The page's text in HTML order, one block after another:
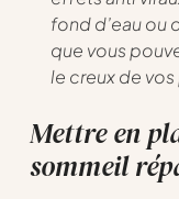
fond d’eau ou
que vous
le creux de
Mettre en
sommeil